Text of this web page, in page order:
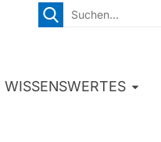
WISSENSWERTES